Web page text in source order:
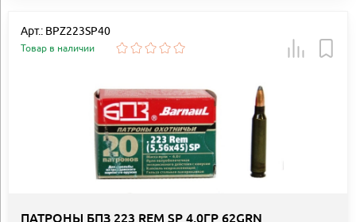
Арт.: BPZ223SP40
Товар в наличии
ПАТРОНЫ БПЗ 223 REM SP 4,0ГР 62GRN